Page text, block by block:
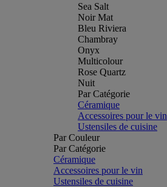
Sea Salt
Noir Mat
Bleu Riviera
Chambray
Onyx
Multicolour
Rose Quartz
Nuit
Par Catégorie
Céramique
Accessoires pour le vin
Ustensiles de cuisine
Par Couleur
Par Catégorie
Céramique
Accessoires pour le vin
Ustensiles de cuisine